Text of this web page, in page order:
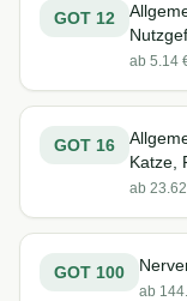
GOT 12
ab 5.14
GOT 16
Katze,
ab 23.62
GOT 100
ab